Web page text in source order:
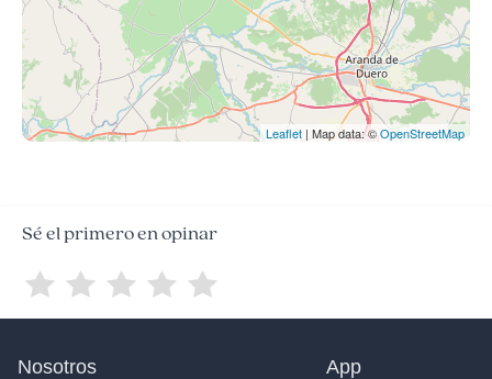
Leaflet | Map data: ©OpenStreetMap
Sé el primero en opinar
Nosotros App